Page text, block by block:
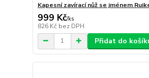
Kapesní zavírací nůž se jménem
999 Kč/ks
826 Kč bez DPH
Přidat do